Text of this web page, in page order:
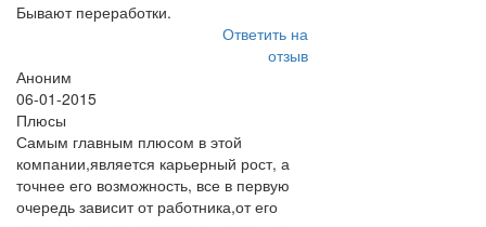
Бывают переработки.
Ответить на
отзыв
Аноним
06-01-2015
Плюсы
Самым главным плюсом в этой
компании,является карьерный рост, а
точнее его возможность, все в первую
очередь зависит от работника,от его